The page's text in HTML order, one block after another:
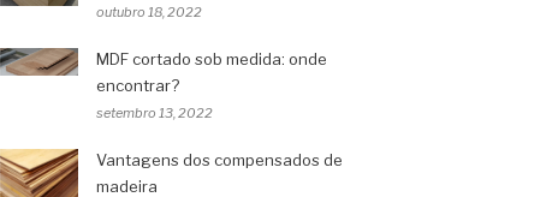
outubro 18, 2022
MDF cortado sob medida: onde
encontrar?
setembro 13, 2022
Vantagens dos compensados de
madeira